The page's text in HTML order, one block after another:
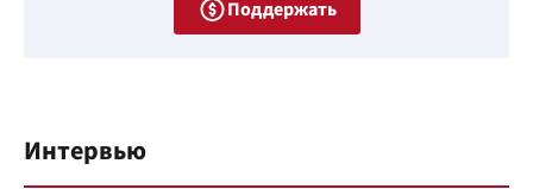
Поддержать
Интервью